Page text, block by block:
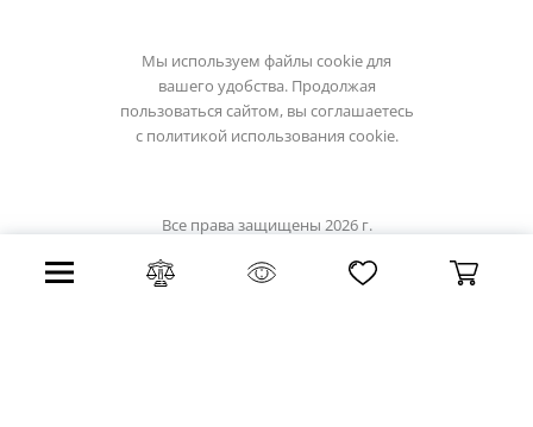
Мы используем файлы cookie для
вашего удобства. Продолжая
пользоваться сайтом, вы соглашаетесь
с политикой использования cookie.
Все права защищены 2026 г.